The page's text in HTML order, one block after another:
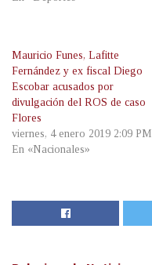
Mauricio Funes, Lafitte
Fernández y ex fiscal Diego
Escobar acusados por
divulgación del ROS de caso
Flores
viernes, 4 enero 2019 2:09 PM
En «Nacionales»